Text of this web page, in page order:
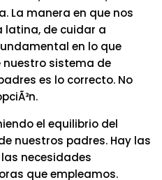
La manera en que nos
latina, de cuidar a
en lo que
nuestro sistema de
es lo correcto. No
el equilibrio del
nuestros padres. Hay las
necesidades
que empleamos.